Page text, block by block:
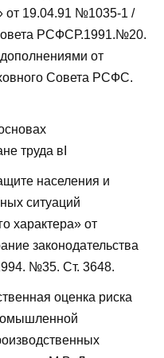
от 19.04.91 №1035-1 /
РСФСР.1991.№20.
от
Совета РСФС.
труда вI
населения и
ситуаций
характера» от
законодательства
№35. Ст. 3648.
оценка риска